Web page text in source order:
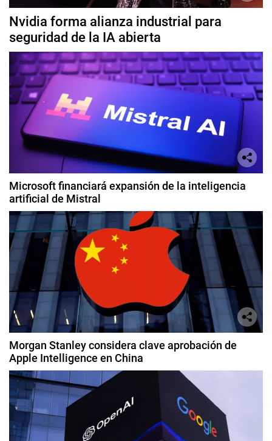
Nvidia forma alianza industrial para
seguridad de la IA abierta
Microsoft financiará expansión de la inteligencia
artificial de Mistral
Morgan Stanley considera clave aprobación de
Apple Intelligence en China